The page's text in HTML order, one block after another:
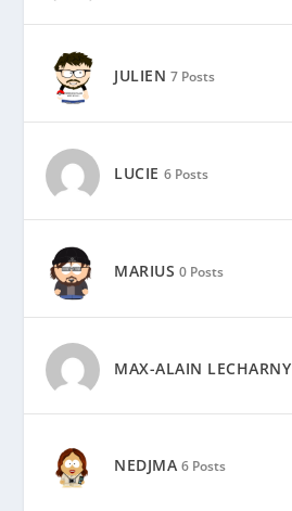
JULIEN 7 Posts
LUCIE 6 Posts
MARIUS 0 Posts
MAX-ALAIN LECHARNY
NEDJMA 6 Posts